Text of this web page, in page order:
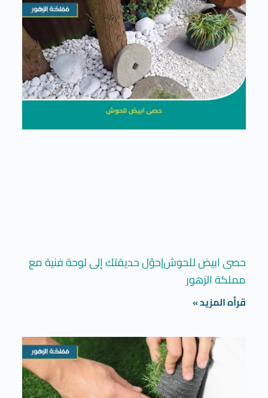
حصى ابيض للحوش|حوّل حديقتك إلى لوحة فنية مع
مملكة الزهور
قرأه المزيد »